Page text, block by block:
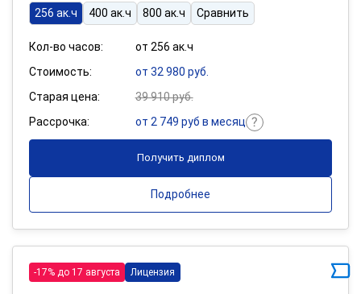
256 ак.ч 400 ак.ч 800 ак.ч Сравнить
Кол-во часов:
от 256 ак.ч
Стоимость:
от 32 980 руб.
Старая цена:
39 910 руб.
Рассрочка:
от 2 749 руб в месяц
Получить диплом
Подробнее
-17% до 17 августа Лицензия